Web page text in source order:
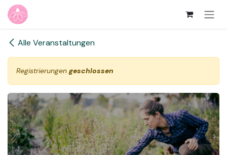
Zum Inhalt springen
Alle Veranstaltungen
Registrierungen geschlossen